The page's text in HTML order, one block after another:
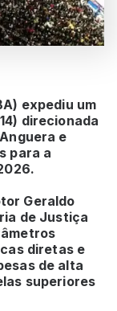
expediu um
direcionada
e
para a
Geraldo
de Justiça
diretas e
de alta
superiores